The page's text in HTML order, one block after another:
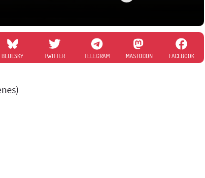
BLUESKY TWITTER TELEGRAM MASTODON FACEBOOK